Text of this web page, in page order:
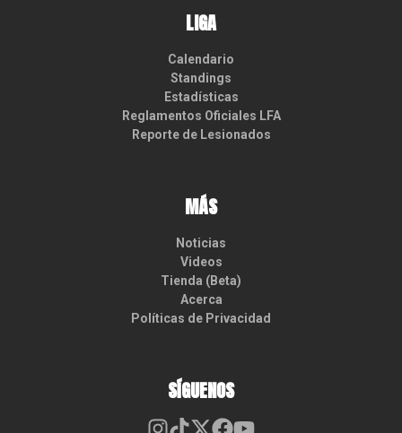
LIGA
Calendario
Standings
Estadísticas
Reglamentos Oficiales LFA
Reporte de Lesionados
MÁS
Noticias
Videos
Tienda (Beta)
Acerca
Políticas de Privacidad
SÍGUENOS